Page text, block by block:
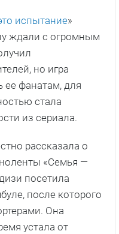
испытание»
ждали с огромным
но игра
ее фанатам, для
стала
из сериала.
рассказала о
«Семья —
посетила
после которого
Она
устала от